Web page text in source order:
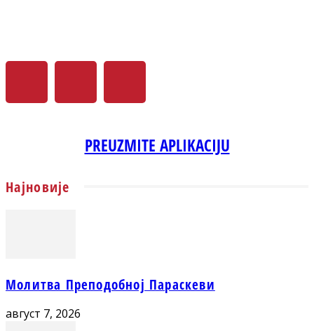
PREUZMITE APLIKACIJU
Најновије
Молитва Преподобној Параскеви
август 7, 2026